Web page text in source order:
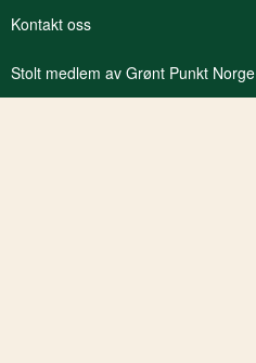
Kontakt oss
Stolt medlem av Grønt Punkt Norge